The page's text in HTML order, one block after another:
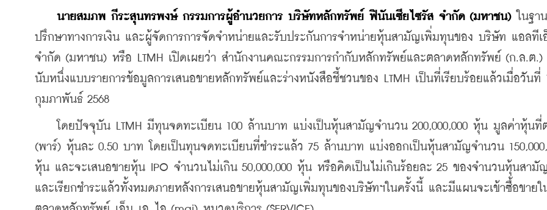
นายสมภพ กีระสุนทรพงษ์ กรรมการผู้อำนวยการ บริษัทหลักทรัพย์ ฟินันเซียไซรัส จำกัด (มหาชน)
ในฐา
ปรึกษาทางการเงิน และผู้จัดการการจัดจำหน่ายและรับประกันการจำหน่ายหุ้นสามัญเพิ่มทุนของ บริษัท แอลทีเ
จำกัด (มหาชน) หรือ LTMH เปิดเผยว่า สำนักงานคณะกรรมการกำกับหลักทรัพย์และตลาดหลักทรัพย์ (ก.ล.ต.)
นับหนึ่งแบบรายการข้อมูลการเสนอขายหลักทรัพย์และร่างหนังสือชี้ชวนของ LTMH เป็นที่เรียบร้อยแล้วเมื่อวันที่
กุมภาพันธ์ 2568
โดยปัจจุบัน LTMH มีทุนจดทะเบียน 100 ล้านบาท แบ่งเป็นหุ้นสามัญจำนวน 200,000,000 หุ้น มูลค่าหุ้นที่ต
(พาร์) หุ้นละ 0.50 บาท โดยเป็นทุนจดทะเบียนที่ชำระแล้ว 75 ล้านบาท แบ่งออกเป็นหุ้นสามัญจำนวน
หุ้น และจะเสนอขายหุ้น IPO จำนวนไม่เกิน 50,000,000 หุ้น หรือคิดเป็นไม่เกินร้อยละ 25 ของจำนวนหุ้นสามั
และเรียกชำระแล้วทั้งหมดภายหลังการเสนอขายหุ้นสามัญเพิ่มทุนของบริษัทฯในครั้งนี้ และมีแผนจะเข้าซื้อขายใ